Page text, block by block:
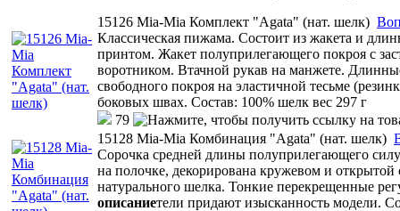
15126 Mia-Mia Комплект "Agata" (нат. шелк)
Классическая пижама. Состоит из жакета и
принтом. Жакет полуприлегающего покроя с
воротником. Втачной рукав на манжете.
свободного покроя на эластичной тесьме
боковых швах. Состав: 100% шелк вес 297 г
79
15128 Mia-Mia Комбинация "Agata" (нат. шелк)
Сорочка средней длины полуприлегающего
на полочке, декорирована кружевом и
натурального шелка. Тонкие перекрещенные
описаниетели придают изысканность модели.